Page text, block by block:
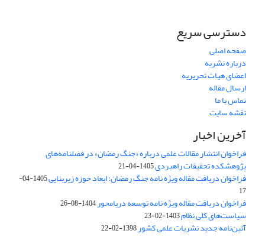
دسترسی سریع
صفحه اصلی
درباره نشریه
اعضای هیات تحریریه
ارسال مقاله
تماس با ما
نقشه سایت
آخرین اخبار
فراخوان انتشار مقالات علمی درباره «جنگ رمضان» در فصلنامه‌های
پژوهشکده تحقیقات راهبردی1405-04-21
فراخوان دریافت مقاله ویژه نامه جنگ رمضان؛ ابعاد حوزه زیربنایی
1405-04-
17
فراخوان دریافت مقاله ویژه نامه توسعه دریامحور1404-08-26
سیاست‌های کلی نظام1403-02-23
آئین‌نامه جدید نشریات علمی کشور1398-02-22